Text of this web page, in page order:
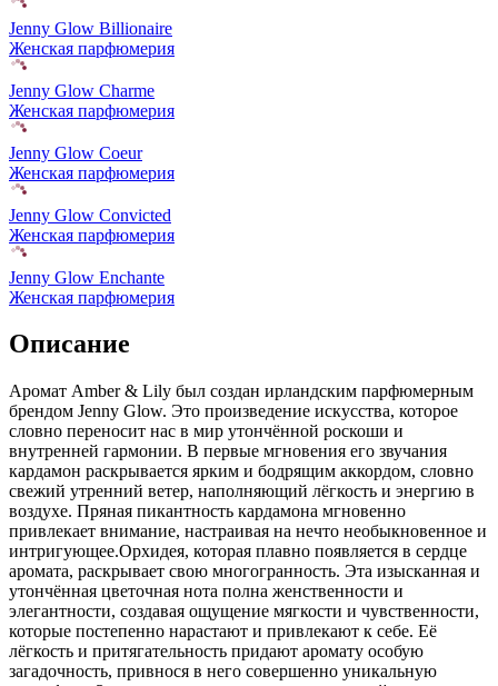
Jenny Glow Billionaire
Женская парфюмерия
Jenny Glow Charme
Женская парфюмерия
Jenny Glow Coeur
Женская парфюмерия
Jenny Glow Convicted
Женская парфюмерия
Jenny Glow Enchante
Женская парфюмерия
Описание
Аромат Amber & Lily был создан ирландским парфюмерным
брендом Jenny Glow. Это произведение искусства, которое
словно переносит нас в мир утончённой роскоши и
внутренней гармонии. В первые мгновения его звучания
кардамон раскрывается ярким и бодрящим аккордом, словно
свежий утренний ветер, наполняющий лёгкость и энергию в
воздухе. Пряная пикантность кардамона мгновенно
привлекает внимание, настраивая на нечто необыкновенное и
интригующее.Орхидея, которая плавно появляется в сердце
аромата, раскрывает свою многогранность. Эта изысканная и
утончённая цветочная нота полна женственности и
элегантности, создавая ощущение мягкости и чувственности,
которые постепенно нарастают и привлекают к себе. Её
лёгкость и притягательность придают аромату особую
загадочность, привнося в него совершенно уникальную